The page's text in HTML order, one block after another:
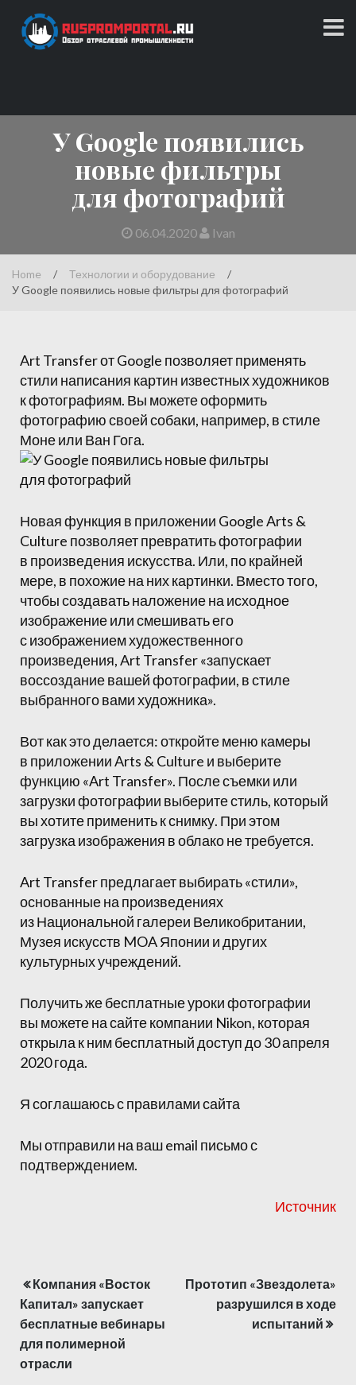
content
У Google появились
новые фильтры
для фотографий
06.04.2020 Ivan
Home / Технологии и оборудование
/
У Google появились новые фильтры для фотографий
Art Transfer от Google позволяет применять
стили написания картин известных художников
к фотографиям. Вы можете оформить
фотографию своей собаки, например, в стиле
Моне или Ван Гога.
Новая функция в приложении Google Arts &
Culture позволяет превратить фотографии
в произведения искусства. Или, по крайней
мере, в похожие на них картинки. Вместо того,
чтобы создавать наложение на исходное
изображение или смешивать его
с изображением художественного
произведения, Art Transfer «запускает
воссоздание вашей фотографии, в стиле
выбранного вами художника».
Вот как это делается: откройте меню камеры
в приложении Arts & Culture и выберите
функцию «Art Transfer». После съемки или
загрузки фотографии выберите стиль, который
вы хотите применить к снимку. При этом
загрузка изображения в облако не требуется.
Art Transfer предлагает выбирать «стили»,
основанные на произведениях
из Национальной галереи Великобритании,
Музея искусств MOA Японии и других
культурных учреждений.
Получить же бесплатные уроки фотографии
вы можете на сайте компании Nikon, которая
открыла к ним бесплатный доступ до 30 апреля
2020 года.
Я соглашаюсь с правилами сайта
Мы отправили на ваш email письмо с
подтверждением.
Источник
Навигация
по
записям
Компания «Восток
Капитал» запускает
бесплатные вебинары
для полимерной
отрасли
Прототип «Звездолета»
разрушился в ходе
испытаний